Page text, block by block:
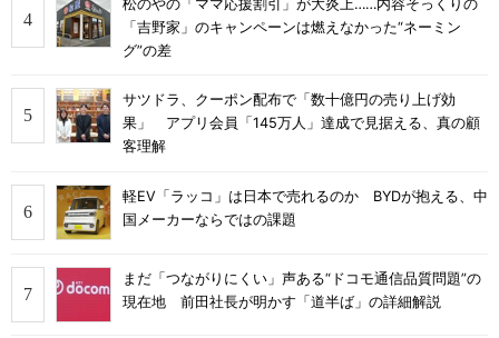
松のやの「ママ応援割引」が大炎上……内容そっくりの
「吉野家」のキャンペーンは燃えなかった“ネーミン
グ”の差
サツドラ、クーポン配布で「数十億円の売り上げ効
果」 アプリ会員「145万人」達成で見据える、真の顧
客理解
軽EV「ラッコ」は日本で売れるのか BYDが抱える、中
国メーカーならではの課題
まだ「つながりにくい」声ある“ドコモ通信品質問題”の
現在地 前田社長が明かす「道半ば」の詳細解説